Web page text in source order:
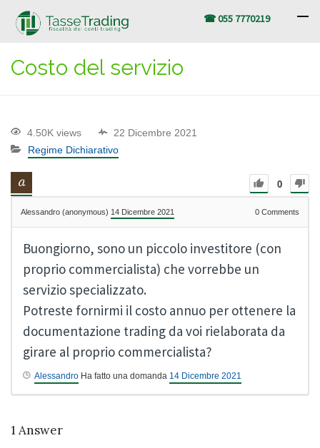
☎ 055 7770219
Costo del servizio
4.50K views
22 Dicembre 2021
Regime Dichiarativo
0
Alessandro (anonymous) 14 Dicembre 2021 0 Comments
Buongiorno, sono un piccolo investitore (con
proprio commercialista) che vorrebbe un
servizio specializzato.
Potreste fornirmi il costo annuo per ottenere la
documentazione trading da voi rielaborata da
girare al proprio commercialista?
Alessandro Ha fatto una domanda 14 Dicembre 2021
1 Answer